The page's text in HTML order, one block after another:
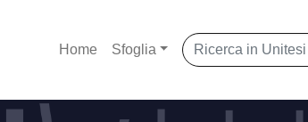
Home Sfoglia